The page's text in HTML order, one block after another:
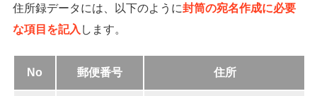
住所録データには、以下のように封筒の宛名作成に必要
な項目を記入 します。
No 郵便番号 住所